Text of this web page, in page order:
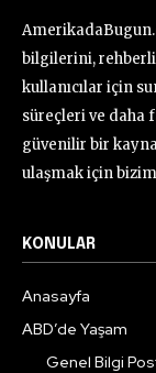
bilgilerini,
kullanıcılar için
süreçleri ve daha
güvenilir bir
ulaşmak için
KONULAR
Anasayfa
ABD’de Yaşam
Genel Bilgi